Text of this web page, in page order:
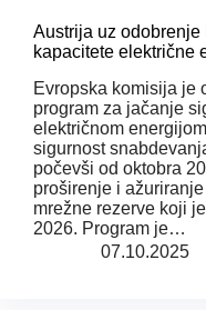
Austrija uz
kapacitete električne
Evropska komisija je
program za jačanje
električnom
sigurnost
počevši od oktobra
proširenje i
mrežne rezerve koji
2026. Program je…
07.10.2025